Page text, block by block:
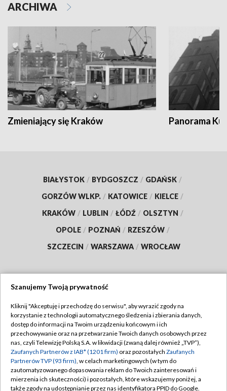
ARCHIWA
Zmieniający się Kraków Panorama
BIAŁYSTOK / BYDGOSZCZ / GDAŃSK /
GORZÓW WLKP. / KATOWICE / KIELCE /
KRAKÓW / LUBLIN / ŁÓDŹ / OLSZTYN /
OPOLE / POZNAŃ / RZESZÓW /
SZCZECIN / WARSZAWA / WROCŁAW
TVP
Abonament TVP
Emisja w TVP
Centrum informacji TVP
Naziemna Telewizja Cyfrowa
Regulamin TVP
Polityka prywatności
Moje zgody
Pomoc
Szanujemy Twoją prywatność
Kliknij "Akceptuję i przechodzę do serwisu", aby wyrazić zgody na
korzystanie z technologii automatycznego śledzenia i zbierania danych,
dostęp do informacji na Twoim urządzeniu końcowym i ich
przechowywanie oraz na przetwarzanie Twoich danych osobowych przez
nas, czyli Telewizję Polską S.A. w likwidacji (zwaną dalej również „TVP”),
Zaufanych Partnerów z IAB* (1201 firm) oraz pozostałych Zaufanych
Partnerów TVP (93 firm), w celach marketingowych (w tym do
zautomatyzowanego dopasowania reklam do Twoich zainteresowań i
mierzenia ich skuteczności) i pozostałych, które wskazujemy poniżej, a
także zgody na udostępnianie przez nas identyfikatora PPID do Google.